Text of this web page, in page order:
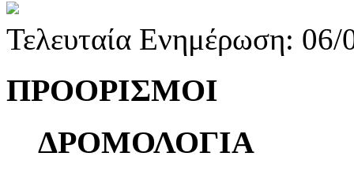
Τελευταία Ενημέρωση:
ΠΡΟΟΡΙΣΜΟΙ
ΔΡΟΜΟΛΟΓΙΑ